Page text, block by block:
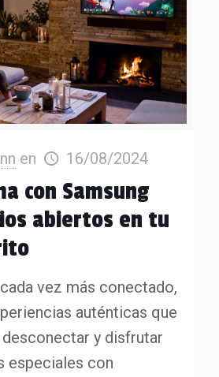
en 16/08/2024
con Samsung
abiertos en tu
vez más conectado,
auténticas que
y disfrutar
especiales con